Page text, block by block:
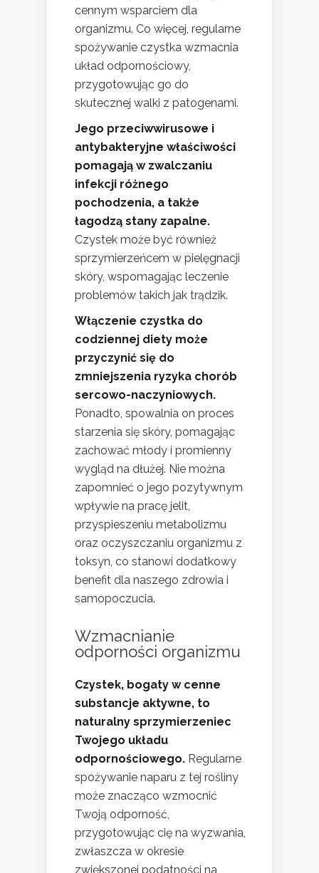
cennym wsparciem dla
organizmu. Co więcej, regularne
spożywanie czystka wzmacnia
układ odpornościowy,
przygotowując go do
skutecznej walki z patogenami.
Jego przeciwwirusowe i
antybakteryjne właściwości
pomagają w zwalczaniu
infekcji różnego
pochodzenia, a także
łagodzą stany zapalne.
Czystek może być również
sprzymierzeńcem w pielęgnacji
skóry, wspomagając leczenie
problemów takich jak trądzik.
Włączenie czystka do
codziennej diety może
przyczynić się do
zmniejszenia ryzyka chorób
sercowo-naczyniowych.
Ponadto, spowalnia on proces
starzenia się skóry, pomagając
zachować młody i promienny
wygląd na dłużej. Nie można
zapomnieć o jego pozytywnym
wpływie na pracę jelit,
przyspieszeniu metabolizmu
oraz oczyszczaniu organizmu z
toksyn, co stanowi dodatkowy
benefit dla naszego zdrowia i
samopoczucia.
Wzmacnianie
odporności organizmu
Czystek, bogaty w cenne
substancje aktywne, to
naturalny sprzymierzeniec
Twojego układu
odpornościowego. Regularne
spożywanie naparu z tej rośliny
może znacząco wzmocnić
Twoją odporność,
przygotowując cię na wyzwania,
zwłaszcza w okresie
zwiększonej podatności na